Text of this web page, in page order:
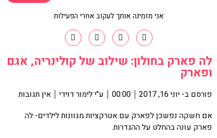
אני מזמינה אותך לעקוב אחרי הפעילות
לה פארק בחולון: שילוב של קולינריה, אגם
ופארק
פורסם ב- יוני 16, 2017 00:00 ע"ילימור דוידי
אין תגובות
אם חשקה נפשכן לפארק עם אטרקציות מגוונות לילדים- לה
פארק עונה בהחלט על ההגדרות.